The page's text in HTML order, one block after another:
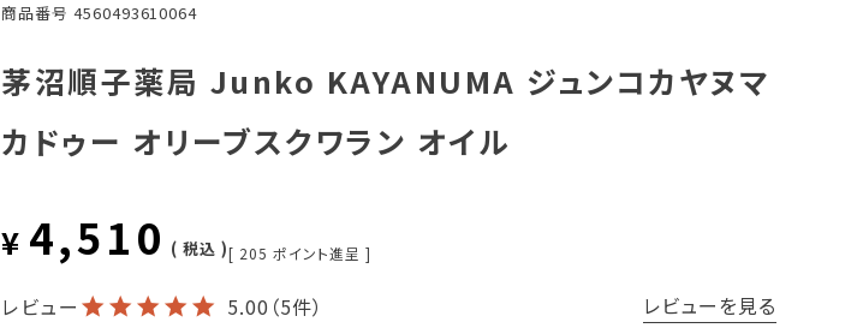
商品番号 4560493610064
茅沼順子薬局 Junko KAYANUMA ジュンコカヤヌマ
カドゥー オリーブスクワラン オイル
¥ 4,510 税込 [ 205 ポイント進呈 ]
レビュー 5.00 （5件） レビューを見る